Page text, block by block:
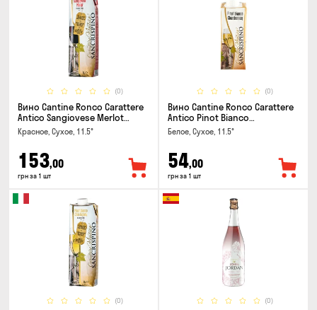
(0)
Вино Cantine Ronco Carattere
Antico Sangiovese Merlot
Rubicone IGT 1л
Красное, Сухое, 11.5°
153,00
грн за 1 шт
(0)
Вино Cantine Ronco Carattere
Antico Pinot Bianco
Chardonnay Rubicone IGT 0.25л
Белое, Сухое, 11.5°
54,00
грн за 1 шт
(0) (0)